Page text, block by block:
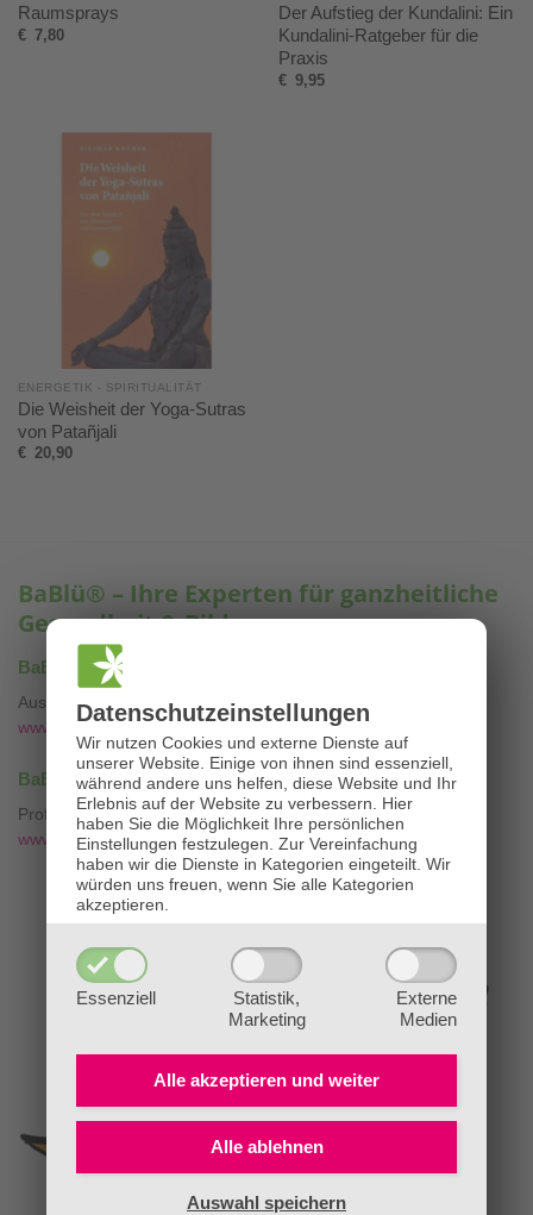
Datenschutz­einstellungen
Wir nutzen Cookies und externe Dienste auf
unserer Website. Einige von ihnen sind essenziell,
während andere uns helfen, diese Website und Ihr
Erlebnis auf der Website zu verbessern. Hier
haben Sie die Möglichkeit Ihre persönlichen
Einstellungen festzulegen. Zur Vereinfachung
haben wir die Dienste in Kategorien eingeteilt. Wir
würden uns freuen, wenn Sie alle Kategorien
akzeptieren.
Essenziell
Statistik,
Marketing
Externe
Medien
Alle akzeptieren und weiter
Alle ablehnen
Auswahl speichern
Raumsprays
€ 7,80
Der Aufstieg der Kundalini: Ein
Kundalini-Ratgeber für die
Praxis
€ 9,95
ENERGETIK - SPIRITUALITÄT
Die Weisheit der Yoga-Sutras
von Patañjali
€ 20,90
BaBlü® – Ihre Experten für ganzheitliche
Gesundheit & Bildung
BaBlü Akademie & Onlineshop
Ausbildungen & Bachblütenessenzen
www.bablü.at
BaBlü ®Bachblütenpraxis & Tierpraxis
Professionelle Bachblütenberatung mit ❤
www.die-bachblütenpraxis.at